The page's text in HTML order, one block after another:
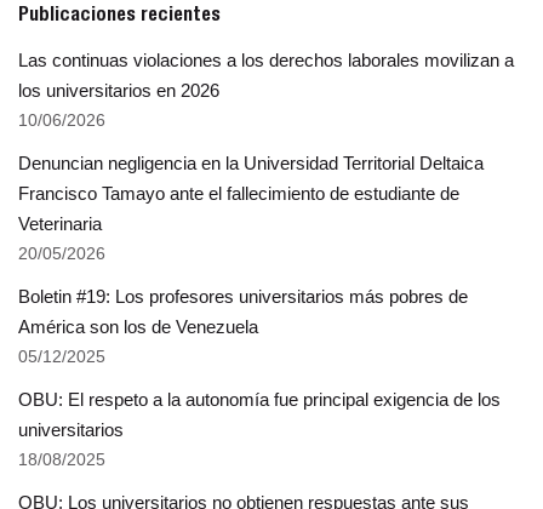
Publicaciones recientes
Las continuas violaciones a los derechos laborales movilizan a
los universitarios en 2026
10/06/2026
Denuncian negligencia en la Universidad Territorial Deltaica
Francisco Tamayo ante el fallecimiento de estudiante de
Veterinaria
20/05/2026
Boletin #19: Los profesores universitarios más pobres de
América son los de Venezuela
05/12/2025
OBU: El respeto a la autonomía fue principal exigencia de los
universitarios
18/08/2025
OBU: Los universitarios no obtienen respuestas ante sus